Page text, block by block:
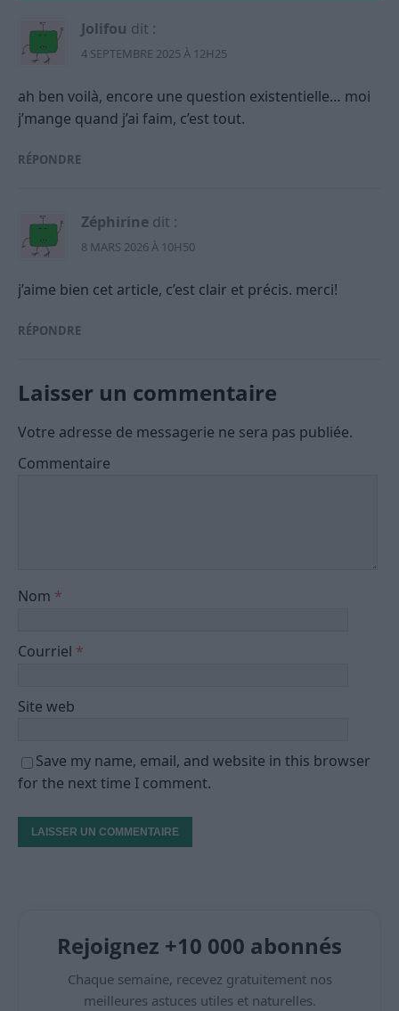
Jolifou dit :
4 SEPTEMBRE 2025 À 12H25
ah ben voilà, encore une question existentielle… moi
j’mange quand j’ai faim, c’est tout.
RÉPONDRE
Zéphirine dit :
8 MARS 2026 À 10H50
j’aime bien cet article, c’est clair et précis. merci!
RÉPONDRE
Laisser un commentaire
Votre adresse de messagerie ne sera pas publiée.
Commentaire
Nom *
Courriel *
Site web
Save my name, email, and website in this browser
for the next time I comment.
Rejoignez +10 000 abonnés
Chaque semaine, recevez gratuitement nos
meilleures astuces utiles et naturelles.